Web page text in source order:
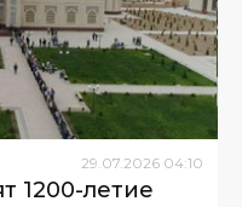
29.07.2026 04:10
1200-летие